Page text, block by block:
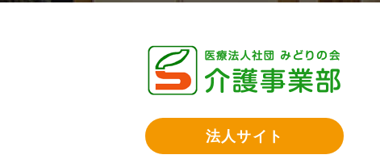
法人サイト